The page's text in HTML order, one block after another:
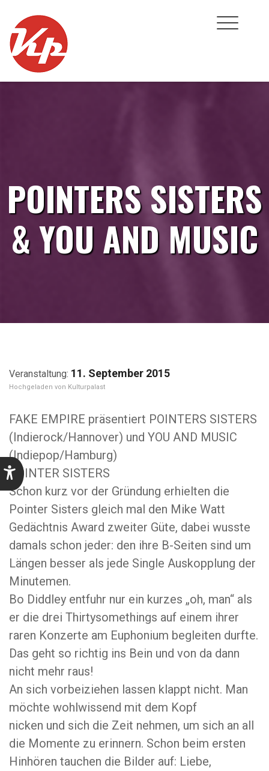
content
POINTERS SISTERS
& YOU AND MUSIC
11. September 2015
Kulturpalast
FAKE EMPIRE präsentiert POINTERS SISTERS
(Indierock/Hannover) und YOU AND MUSIC
(Indiepop/Hamburg)
POINTER SISTERS
Schon kurz vor der Gründung erhielten die
Pointer Sisters gleich mal den Mike Watt
Gedächtnis Award zweiter Güte, dabei wusste
damals schon jeder: den ihre B-Seiten sind um
Längen besser als jede Single Auskopplung der
Minutemen.
Bo Diddley entfuhr nur ein kurzes „oh, man“ als
er die drei Thirtysomethings auf einem ihrer
raren Konzerte am Euphonium begleiten durfte.
Das geht so richtig ins Bein und von da dann
nicht mehr raus!
An sich vorbeiziehen lassen klappt nicht. Man
möchte wohlwissend mit dem Kopf
nicken und sich die Zeit nehmen, um sich an all
die Momente zu erinnern. Schon beim ersten
Hinhören tauchen die Bilder auf: Liebe,